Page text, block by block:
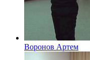
Воронов Артем